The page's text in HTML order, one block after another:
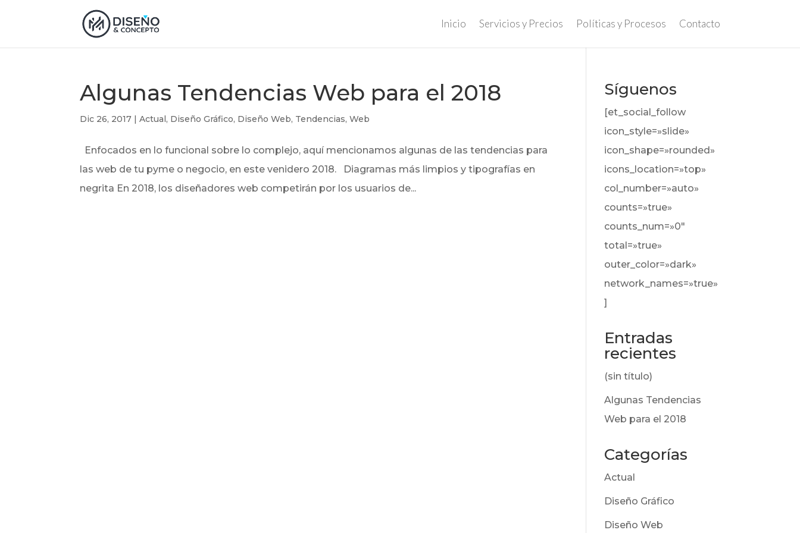
Inicio Servicios y Precios Políticas y Procesos Contacto
Algunas Tendencias Web para el 2018
Dic 26, 2017 |Actual, Diseño Gráfico, Diseño Web, Tendencias,Web
Enfocados en lo funcional sobre lo complejo, aquí mencionamos algunas de las tendencias para
las web de tu pyme o negocio, en este venidero 2018. Diagramas más limpios y tipografías en
negrita En 2018, los diseñadores web competirán por los usuarios de...
Síguenos
[et_social_follow
icon_style=»slide»
icon_shape=»rounded»
icons_location=»top»
col_number=»auto»
counts=»true»
counts_num=»0″
total=»true»
outer_color=»dark»
network_names=»true»
]
Entradas
recientes
(sin título)
Algunas Tendencias
Web para el 2018
Categorías
Actual
Diseño Gráfico
Diseño Web